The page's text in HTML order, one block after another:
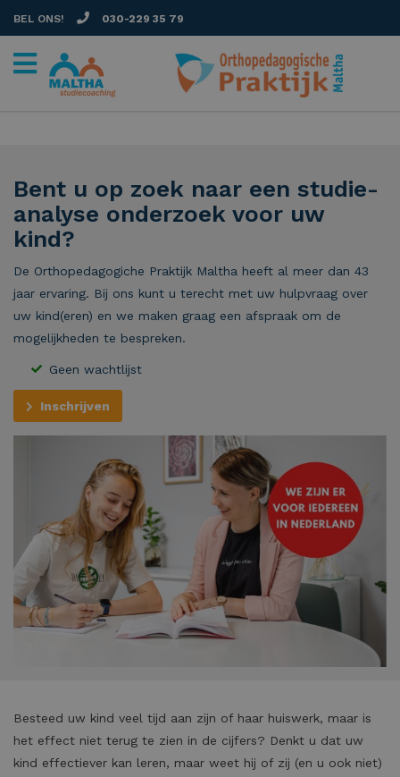
BEL ONS! 030-229 35 79
Bent u op zoek naar een studie-
analyse onderzoek voor uw
kind?
De Orthopedagogiche Praktijk Maltha heeft al meer dan 43
jaar ervaring. Bij ons kunt u terecht met uw hulpvraag over
uw kind(eren) en we maken graag een afspraak om de
mogelijkheden te bespreken.
Geen wachtlijst
Inschrijven
Besteed uw kind veel tijd aan zijn of haar huiswerk, maar is
het effect niet terug te zien in de cijfers? Denkt u dat uw
kind effectiever kan leren, maar weet hij of zij (en u ook niet)